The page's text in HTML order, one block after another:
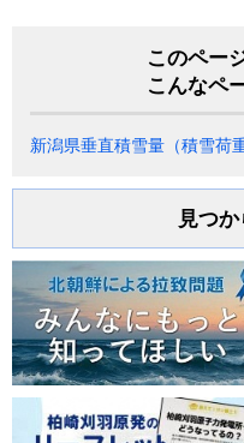
このペー
こんなペ
新潟県垂直積雪量（積雪荷
見つ